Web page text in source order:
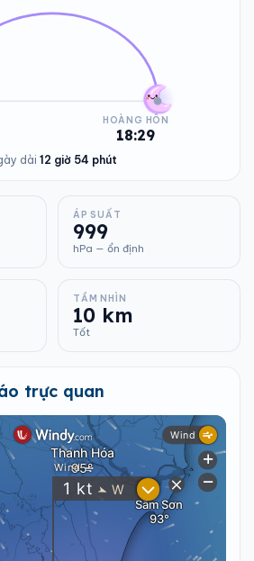
HOÀNG HÔN
18:29
dài 12 giờ 54 phút
ÁP SUẤT
999
hPa — ổn định
TẦM NHÌN
10 km
Tốt
trực quan